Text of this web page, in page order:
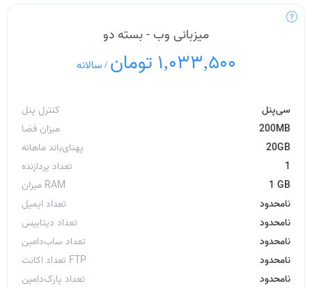
میزبانی وب - بسته دو
1,033,500 تومان /سالانه
کنترل پنل
سی‌پنل
میزان فضا
200MB
پهنای‌باند ماهانه
20GB
تعداد پردازنده
1
میزان RAM
1 GB
تعداد ایمیل
نامحدود
تعداد دیتابیس
نامحدود
تعداد ساب‌دامین
نامحدود
تعداد اکانت FTP
نامحدود
تعداد پارک‌دامین
نامحدود